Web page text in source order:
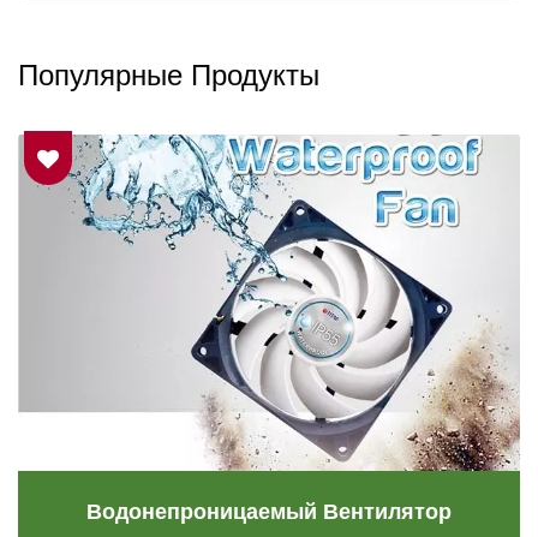
Популярные Продукты
Водонепроницаемый Вентилятор